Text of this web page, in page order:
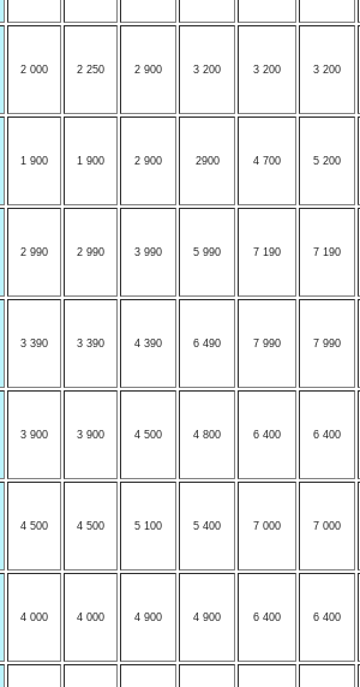
2 000 2 250 2 900 3 200 3 200 3 200
1 900 1 900 2 900 2900 4 700 5 200
2 990 2 990 3 990 5 990 7 190 7 190
3 390 3 390 4 390 6 490 7 990 7 990
3 900 3 900 4 500 4 800 6 400 6 400
4 500 4 500 5 100 5 400 7 000 7 000
4 000 4 000 4 900 4 900 6 400 6 400